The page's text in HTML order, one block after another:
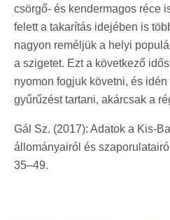
csörgő- és kendermagos réce
felett a takarítás idejében is
nagyon reméljük a helyi
a szigetet. Ezt a következő
nyomon fogjuk követni, és
gyűrűzést tartani, akárcsak a
Gál Sz. (2017): Adatok a Kis-
állományairól és
35–49.